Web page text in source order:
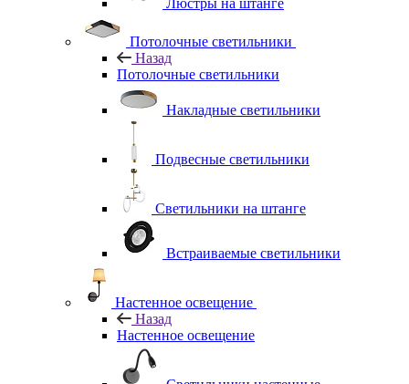
Люстры на штанге
Потолочные светильники
Назад
Потолочные светильники
Накладные светильники
Подвесные светильники
Светильники на штанге
Встраиваемые светильники
Настенное освещение
Назад
Настенное освещение